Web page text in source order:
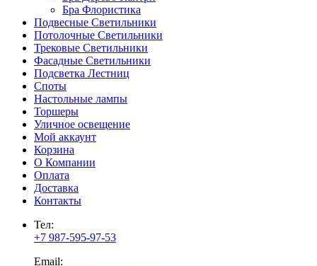
Бра Флористика
Подвесные Светильники
Потолочные Светильники
Трековые Светильники
Фасадные Светильники
Подсветка Лестниц
Споты
Настольные лампы
Торшеры
Уличное освещение
Мой аккаунт
Корзина
О Компании
Оплата
Доставка
Контакты
Тел:
+7 987-595-97-53
Email: